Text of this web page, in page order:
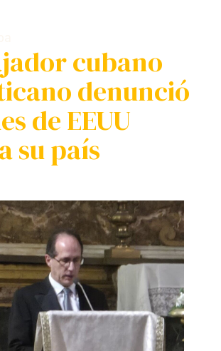
cubano
denunció
de EEUU
su país